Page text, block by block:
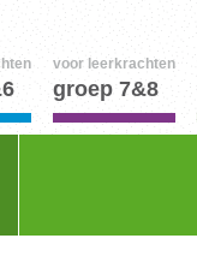
voor leerkrachten
groep 7&8